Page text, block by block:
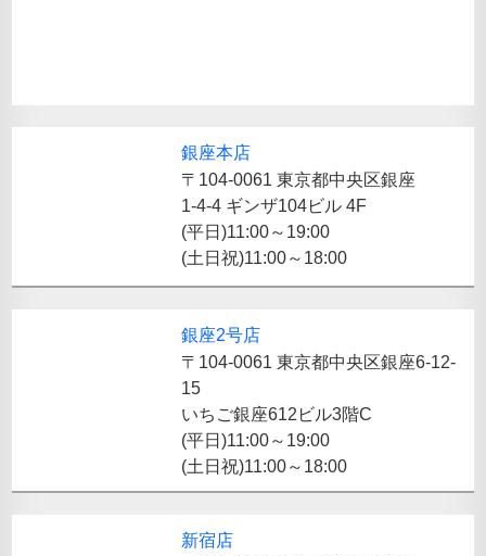
銀座本店
〒104-0061 東京都中央区銀座
1-4-4 ギンザ104ビル 4F
(平日)11:00～19:00
(土日祝)11:00～18:00
銀座2号店
〒104-0061 東京都中央区銀座6-12-
15
いちご銀座612ビル3階C
(平日)11:00～19:00
(土日祝)11:00～18:00
新宿店